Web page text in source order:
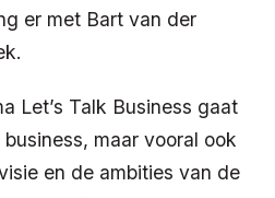
er met Bart van der
Let’s Talk Business gaat
maar vooral ook
en de ambities van de